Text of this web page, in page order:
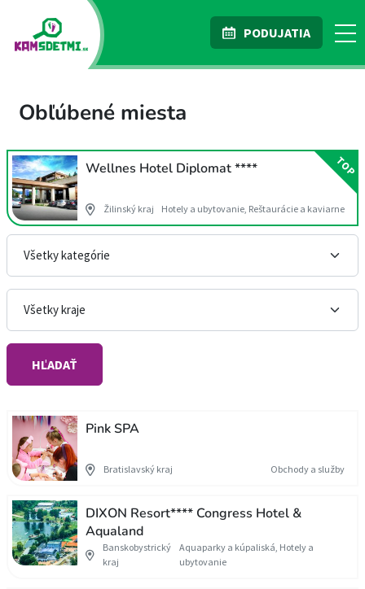
PODUJATIA
Obľúbené miesta
Wellnes Hotel Diplomat ****
Žilinský kraj Hotely a ubytovanie, Reštaurácie a kaviarne
TOP
HĽADAŤ
Pink SPA
Bratislavský kraj Obchody a služby
DIXON Resort**** Congress Hotel &
Aqualand
Banskobystrický
kraj
Aquaparky a kúpaliská, Hotely a
ubytovanie